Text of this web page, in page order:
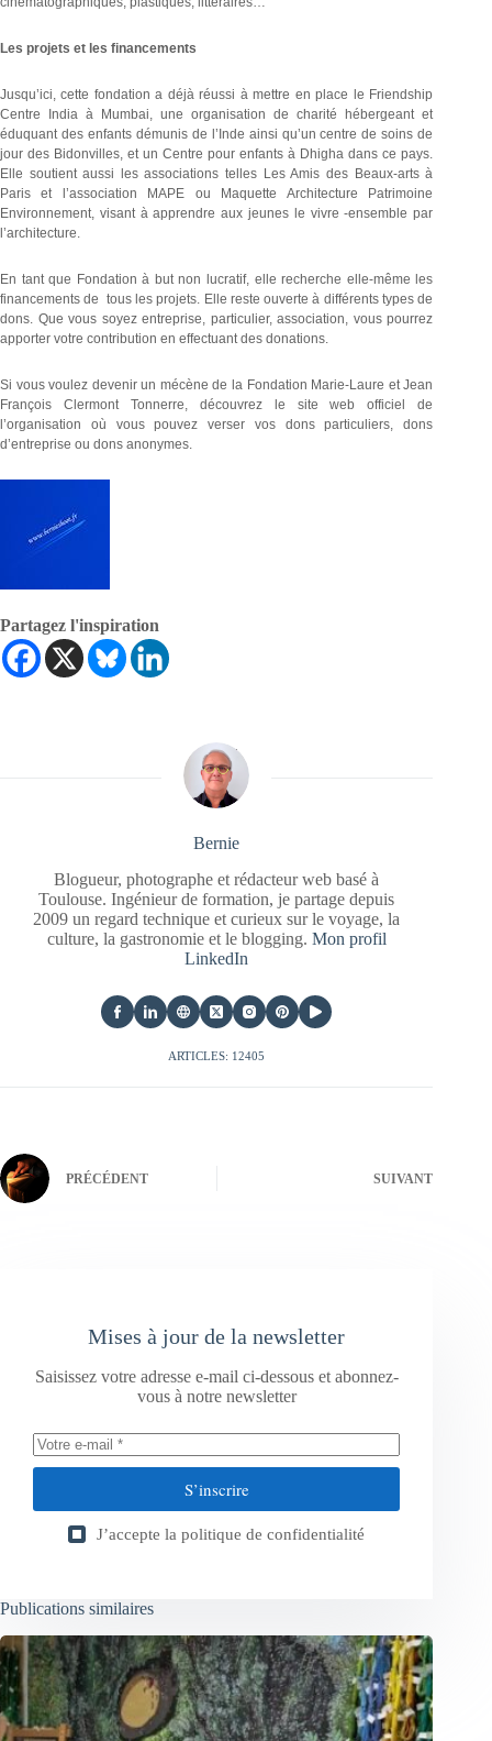
Les projets et les financements
Jusqu’ici, cette fondation a déjà réussi à mettre en place le Friendship
Centre India à Mumbai, une organisation de charité hébergeant et
éduquant des enfants démunis de l’Inde ainsi qu’un centre de soins de
jour des Bidonvilles, et un Centre pour enfants à Dhigha dans ce pays.
Elle soutient aussi les associations telles Les Amis des Beaux-arts à
Paris et l’association MAPE ou Maquette Architecture Patrimoine
Environnement, visant à apprendre aux jeunes le vivre -ensemble par
l’architecture.
En tant que Fondation à but non lucratif, elle recherche elle-même les
financements de tous les projets. Elle reste ouverte à différents types de
dons. Que vous soyez entreprise, particulier, association, vous pourrez
apporter votre contribution en effectuant des donations.
Si vous voulez devenir un mécène de la Fondation Marie-Laure et Jean
François Clermont Tonnerre, découvrez le site web officiel de
l’organisation où vous pouvez verser vos dons particuliers, dons
d’entreprise ou dons anonymes.
Partagez l'inspiration
Bernie
Blogueur, photographe et rédacteur web basé à
Toulouse. Ingénieur de formation, je partage depuis
2009 un regard technique et curieux sur le voyage, la
culture, la gastronomie et le blogging. Mon profil
LinkedIn
ARTICLES: 12405
PRÉCÉDENT SUIVANT
Mises à jour de la newsletter
Saisissez votre adresse e-mail ci-dessous et abonnez-
vous à notre newsletter
S’inscrire
J’accepte la politique de confidentialité
Publications similaires